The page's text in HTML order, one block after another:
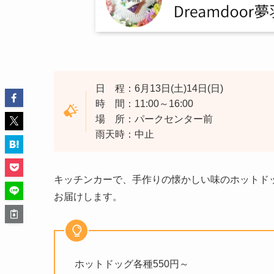
日 程：6月13日(土)14日(日)
時 間：11:00～16:00
場 所：パークセンター前
雨天時：中止
キッチンカーで、手作りの懐かしい味のホットド
お届けします。
ホットドッグ各種550円～